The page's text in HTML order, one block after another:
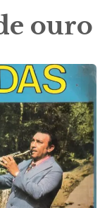
ouro